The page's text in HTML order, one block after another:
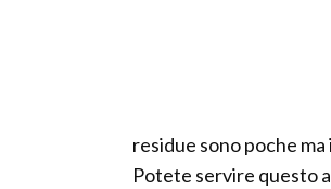
residue sono poche
Potete servire questo